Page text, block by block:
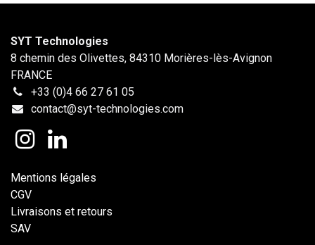
SYT Technologies
8 chemin des Olivettes, 84310 Morières-lès-Avignon
FRANCE
+33 (0)4 66 27 61 05
contact@syt-technologies.com
Mentions légales
CGV
Livraisons et retours
SAV